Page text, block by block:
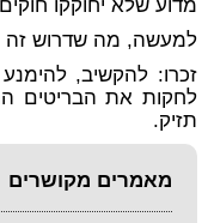
מדוע שלא יחוקקו
למעשה, מה שדרוש זה
זכרו: להקשיב,
לחקות את הבריטים
תזיק.
מאמרים מקושרים